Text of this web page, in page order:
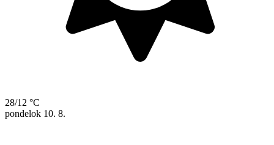
28/12 °C
pondelok 10. 8.